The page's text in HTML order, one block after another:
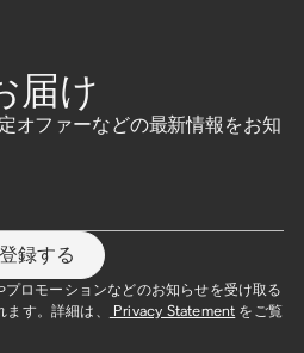
届け
オファーなどの最新情報をお知
登録する
ロモーションなどのお知らせを受け取る
す。詳細は、
Privacy Statement をご覧